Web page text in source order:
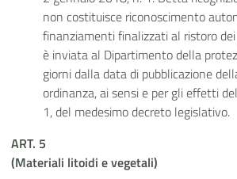
non costituisce riconoscimento
finanziamenti finalizzati al ristoro
è inviata al Dipartimento della
giorni dalla data di pubblicazione
ordinanza, ai sensi e per gli effetti
1, del medesimo decreto legislativo.
ART. 5
(Materiali litoidi e vegetali)